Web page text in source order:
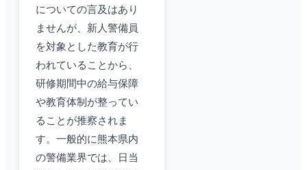
についての言及はあり
ませんが、新人警備員
を対象とした教育が行
われていることから、
研修期間中の給与保障
や教育体制が整ってい
ることが推察されま
す。一般的に熊本県内
の警備業界では、日当